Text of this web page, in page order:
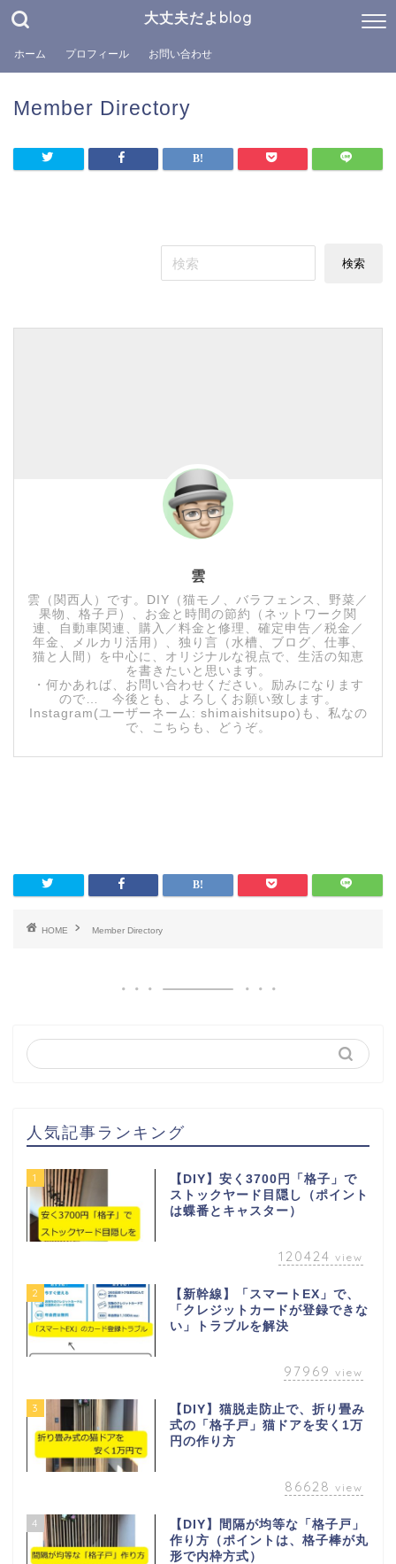
大丈夫だよblog
ホーム プロフィール お問い合わせ
Member Directory
雲
雲（関西人）です。DIY（猫モノ、バラフェンス、野菜／
果物、格子戸）、お金と時間の節約（ネットワーク関
連、自動車関連、購入／料金と修理、確定申告／税金／
年金、メルカリ活用）、独り言（水槽、ブログ、仕事、
猫と人間）を中心に、オリジナルな視点で、生活の知恵
を書きたいと思います。
・何かあれば、お問い合わせください。励みになります
ので… 今後とも、よろしくお願い致します。
Instagram(ユーザーネーム: shimaishitsupo)も、私なの
で、こちらも、どうぞ。
HOME Member Directory
人気記事ランキング
1
【DIY】安く3700円「格子」で
ストックヤード目隠し（ポイント
は蝶番とキャスター）
120424 view
2
【新幹線】「スマートEX」で、
「クレジットカードが登録できな
い」トラブルを解決
97969 view
3
【DIY】猫脱走防止で、折り畳み
式の「格子戸」猫ドアを安く1万
円の作り方
86628 view
4
【DIY】間隔が均等な「格子戸」
作り方（ポイントは、格子棒が丸
形で内枠方式）